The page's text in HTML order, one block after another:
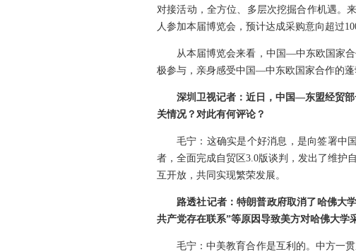
对接活动，全方位、多层次挖掘合作机遇。
人参加本届博览会，预计达成采购意向超过
从本届博览会来看，中国—中东欧国家
极参与，亲身感受中国—中东欧国家合作的蓬
深圳卫视记者：近日，中国—东盟经贸
关情况？对此有何评论？
毛宁：这确实是个好消息，是向签署中
者，全面完成自贸区3.0版谈判，发出了维护
互开放，共同实现繁荣发展。
路透社记者：特朗普政府取消了哈佛大
共产党存在联系”等原因导致美方对哈佛大学
毛宁：中美教育合作是互利的。中方一